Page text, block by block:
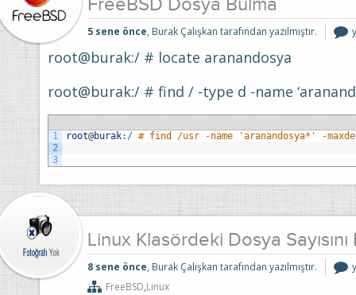
FreeBSD Dosya Bulma
5 sene önce, Burak Çalışkan tarafından yazılmıştır.
root@burak:/ # locate aranandosya
root@burak:/ # find / -type d -name
1
2
3
root@burak: / # find /usr -name 'aranandosya*' -
Linux Klasördeki Dosya Sayısını
8 sene önce, Burak Çalışkan tarafından yazılmıştır.
FreeBSD,Linux